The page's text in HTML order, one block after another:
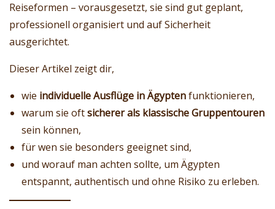
Reiseformen – vorausgesetzt, sie sind gut geplant,
professionell organisiert und auf Sicherheit
ausgerichtet.
Dieser Artikel zeigt dir,
wie individuelle Ausflüge in Ägyptenfunktionieren,
warum sie oftsicherer als klassische Gruppentouren
sein können,
für wen sie besonders geeignet sind,
und worauf man achten sollte, um Ägypten
entspannt, authentisch und ohne Risiko zu erleben.